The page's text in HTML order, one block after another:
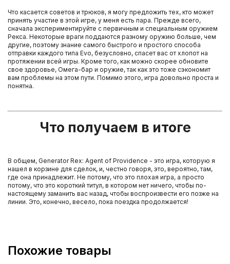
Что касается советов и трюков, я могу предложить тех, кто может
принять участие в этой игре, у меня есть пара. Прежде всего,
сначала экспериментируйте с первичным и специальным оружием
Рекса. Некоторые враги поддаются разному оружию больше, чем
другие, поэтому знание самого быстрого и простого способа
отправки каждого типа Evo, безусловно, спасет вас от хлопот на
протяжении всей игры. Кроме того, как можно скорее обновите
свое здоровье, Омега-бар и оружие, так как это тоже сэкономит
вам проблемы на этом пути. Помимо этого, игра довольно проста и
понятна.
Что получаем в итоге
В общем, Generator Rex: Agent of Providence - это игра, которую я
нашел в корзине для сделок, и, честно говоря, это, вероятно, там,
где она принадлежит. Не потому, что это плохая игра, а просто
потому, что это короткий титул, в котором нет ничего, чтобы по-
настоящему заманить вас назад, чтобы воспроизвести его позже на
линии. Это, конечно, весело, пока поездка продолжается!
Похожие товары